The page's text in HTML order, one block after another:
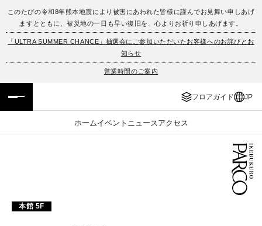
このたびの令和8年熊本地震により被害にあわれた皆様に謹んでお見舞い申しあげ
ますとともに、被災地の一日も早い復旧を、心よりお祈り申しあげます。
「ULTRA SUMMER CHANCE」抽選会にご参加いただいたお客様へのお詫びとお
知らせ
営業時間のご案内
フロアガイド JP
ホームイベント ニュース アクセス
フロアガイド
施設案内・アクセス
ENGLISH
繁体字
本館 5F